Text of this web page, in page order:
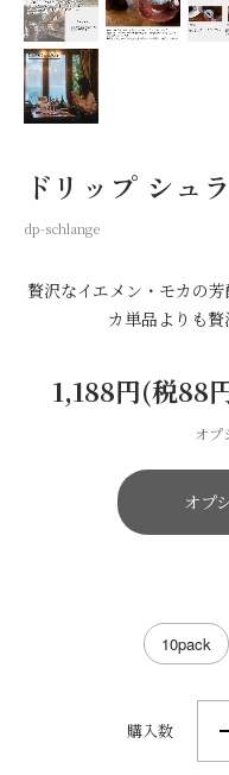
ドリップ シュ
dp-schlange
贅沢なイエメン・モカの
カ単品よりも贅
1,188円(税88
オプ
オプ
10pack
購入数